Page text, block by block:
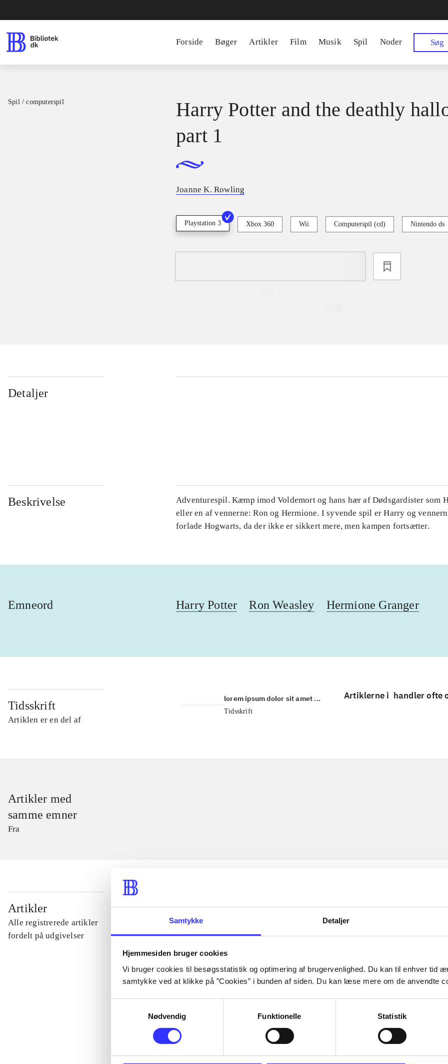
Samtykke Detaljer
Hjemmesiden bruger cookies
Vi bruger cookies til besøgsstatistik og optimering af brugervenlighed. Du kan til enhver tid
samtykke ved at klikke på ”Cookies” i bunden af siden. Du kan læse mere om de anvendte
Nødvendig
Funktionelle Statistik
Forside Bøger Artikler Film Musik Spil Noder Søg
Spil / computerspil
Harry Potter and the deathly
part 1
Joanne K. Rowling
Playstation 3 Xbox 360 Wii Computerspil (cd) Nintendo ds
Detaljer
Beskrivelse
Adventurespil. Kæmp imod Voldemort og hans hær af Dødsgardister som
eller en af vennerne: Ron og Hermione. I syvende spil er Harry og
forlade Hogwarts, da der ikke er sikkert mere, men kampen fortsætter.
Emneord Harry Potter Ron Weasley Hermione Granger
Tidsskrift
Artiklen er en del af
lorem ipsum dolor sit amet ...
Tidsskrift
Artiklerne i handler ofte
Artikler med
samme emner
Fra
Artikler
Alle registrerede artikler
fordelt på udgivelser
...
...
...
...